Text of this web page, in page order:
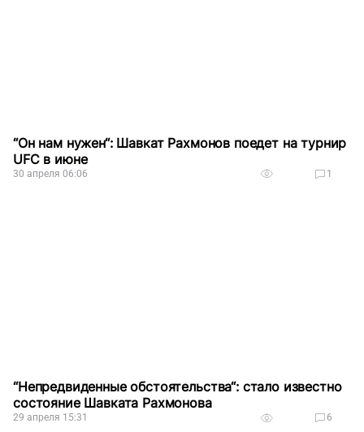
“Он нам нужен“: Шавкат Рахмонов поедет на турнир
UFC в июне
30 апреля 06:06 1
“Непредвиденные обстоятельства“: стало известно
состояние Шавката Рахмонова
29 апреля 15:31 6